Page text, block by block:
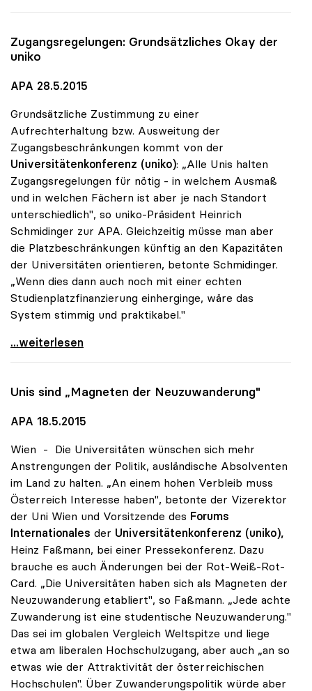
Zugangsregelungen: Grundsätzliches Okay der
uniko
APA 28.5.2015
Grundsätzliche Zustimmung zu einer
Aufrechterhaltung bzw. Ausweitung der
Zugangsbeschränkungen kommt von der
Universitätenkonferenz (uniko): „Alle Unis halten
Zugangsregelungen für nötig - in welchem Ausmaß
und in welchen Fächern ist aber je nach Standort
unterschiedlich", so uniko-Präsident Heinrich
Schmidinger zur APA. Gleichzeitig müsse man aber
die Platzbeschränkungen künftig an den Kapazitäten
der Universitäten orientieren, betonte Schmidinger.
„Wenn dies dann auch noch mit einer echten
Studienplatzfinanzierung einherginge, wäre das
System stimmig und praktikabel."
Zugangsregelungen: Grundsätzliches Okay der uniko
...weiterlesen
Unis sind „Magneten der Neuzuwanderung"
APA 18.5.2015
Wien - Die Universitäten wünschen sich mehr
Anstrengungen der Politik, ausländische Absolventen
im Land zu halten. „An einem hohen Verbleib muss
Österreich Interesse haben", betonte der Vizerektor
der Uni Wien und Vorsitzende des Forums
Internationales der Universitätenkonferenz (uniko),
Heinz Faßmann, bei einer Pressekonferenz. Dazu
brauche es auch Änderungen bei der Rot-Weiß-Rot-
Card. „Die Universitäten haben sich als Magneten der
Neuzuwanderung etabliert", so Faßmann. „Jede achte
Zuwanderung ist eine studentische Neuzuwanderung."
Das sei im globalen Vergleich Weltspitze und liege
etwa am liberalen Hochschulzugang, aber auch „an so
etwas wie der Attraktivität der österreichischen
Hochschulen". Über Zuwanderungspolitik würde aber